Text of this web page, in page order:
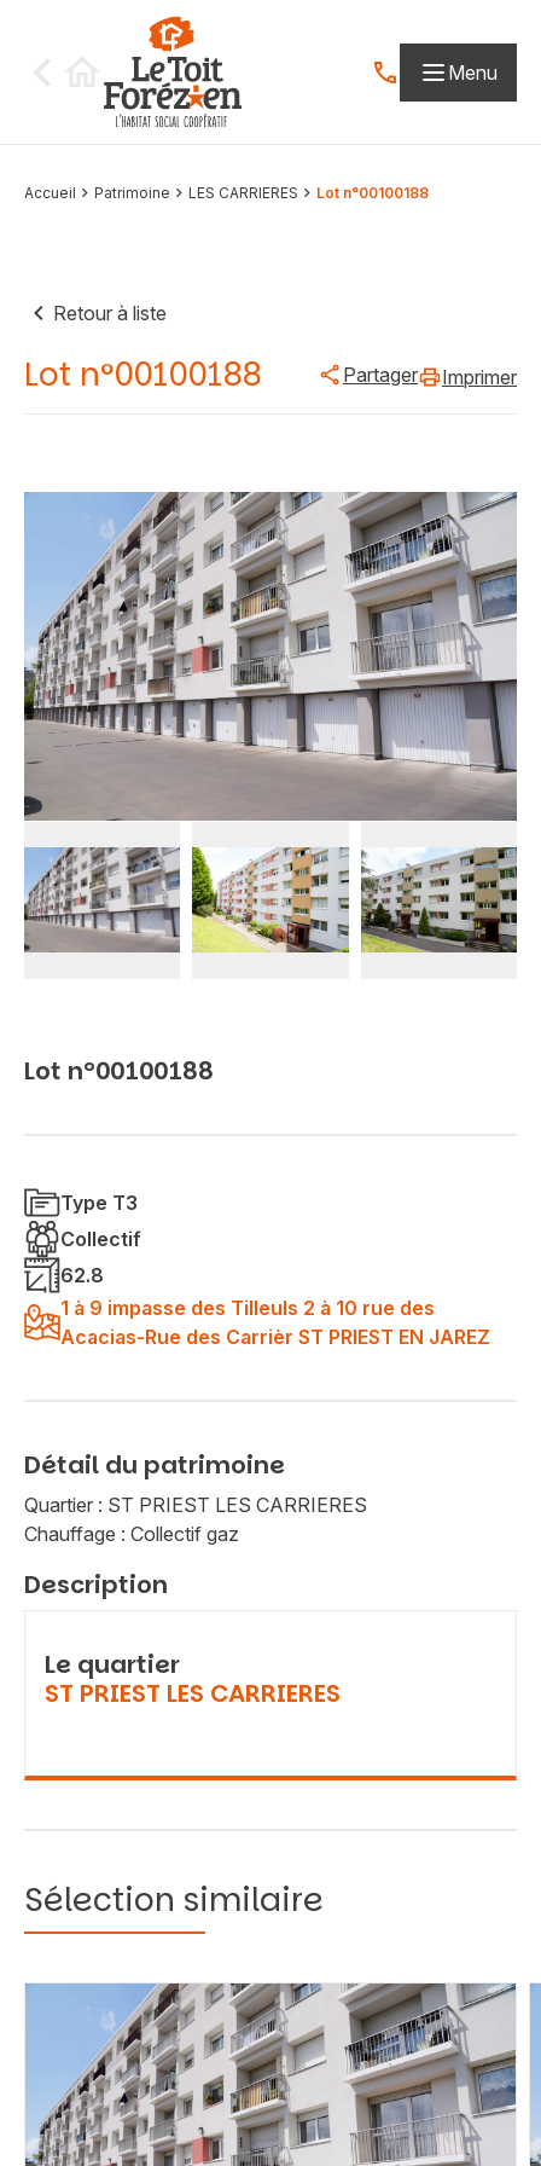
Contactez-nous
Menu
Accueil Patrimoine LES CARRIERES Lot n°00100188
Retour à liste
Lot n°00100188 Partager Imprimer
Lot n°00100188
Type T3
Collectif
62.8
1 à 9 impasse des Tilleuls 2 à 10 rue des
Acacias-Rue des Carrièr ST PRIEST EN JAREZ
Détail du patrimoine
Quartier : ST PRIEST LES CARRIERES
Chauffage : Collectif gaz
Description
Le quartier
ST PRIEST LES CARRIERES
Sélection similaire